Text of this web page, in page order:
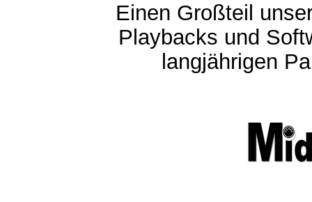
Einen Großteil
Playbacks und
langjährigen